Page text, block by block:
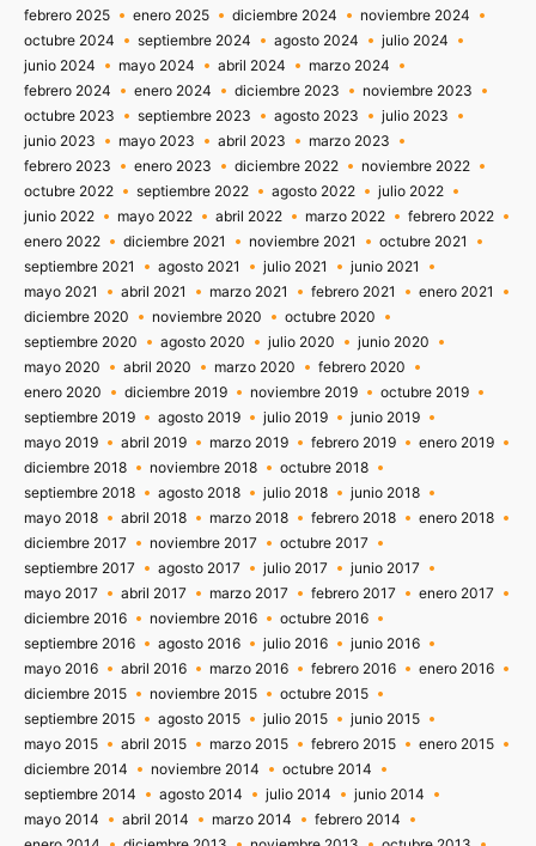
febrero 2025
enero 2025 diciembre 2024
noviembre 2024
octubre 2024
septiembre 2024 agosto 2024
julio 2024
junio 2024
mayo 2024 abril 2024
marzo 2024
febrero 2024
enero 2024 diciembre 2023
noviembre 2023
octubre 2023
septiembre 2023 agosto 2023
julio 2023
junio 2023
mayo 2023 abril 2023
marzo 2023
febrero 2023
enero 2023 diciembre 2022
noviembre 2022
octubre 2022
septiembre 2022 agosto 2022
julio 2022
junio 2022
mayo 2022 abril 2022 marzo 2022
febrero 2022
enero 2022
diciembre 2021 noviembre 2021
octubre 2021
septiembre 2021
agosto 2021 julio 2021
junio 2021
mayo 2021
abril 2021 marzo 2021 febrero 2021
enero 2021
diciembre 2020
noviembre 2020
octubre 2020
septiembre 2020
agosto 2020 julio 2020
junio 2020
mayo 2020
abril 2020 marzo 2020
febrero 2020
enero 2020
diciembre 2019 noviembre 2019
octubre 2019
septiembre 2019
agosto 2019 julio 2019
junio 2019
mayo 2019
abril 2019 marzo 2019 febrero 2019
enero 2019
diciembre 2018
noviembre 2018
octubre 2018
septiembre 2018
agosto 2018 julio 2018
junio 2018
mayo 2018
abril 2018 marzo 2018 febrero 2018
enero 2018
diciembre 2017
noviembre 2017
octubre 2017
septiembre 2017
agosto 2017 julio 2017
junio 2017
mayo 2017
abril 2017 marzo 2017 febrero 2017
enero 2017
diciembre 2016
noviembre 2016
octubre 2016
septiembre 2016
agosto 2016 julio 2016
junio 2016
mayo 2016
abril 2016 marzo 2016 febrero 2016
enero 2016
diciembre 2015
noviembre 2015
octubre 2015
septiembre 2015
agosto 2015 julio 2015
junio 2015
mayo 2015
abril 2015 marzo 2015 febrero 2015
enero 2015
diciembre 2014
noviembre 2014
octubre 2014
septiembre 2014
agosto 2014 julio 2014
junio 2014
mayo 2014
abril 2014 marzo 2014
febrero 2014